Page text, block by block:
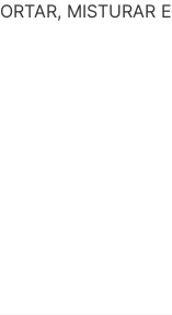
MISTURAR E